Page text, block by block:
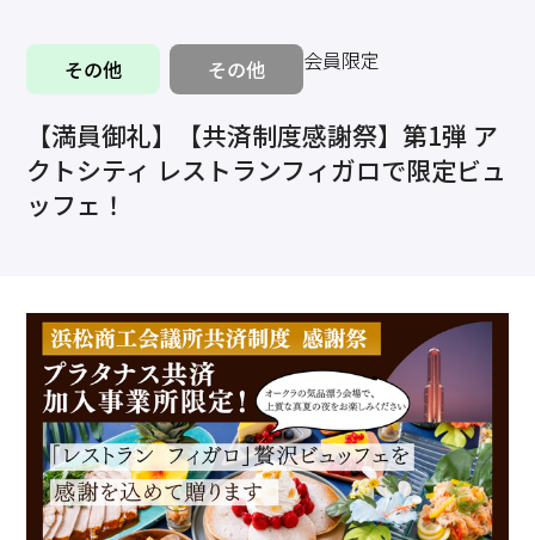
情報収集したい、自社PRをしたい
求職・採用・人材育成をしたい、セミナーで学びたい
原産地証明など証明を取得したい
その他経営相談
入会案内
採用情報 相談予約 お問合せ
その他 その他 会員限定
【満員御礼】【共済制度感謝祭】第1弾 ア
クトシティ レストランフィガロで限定ビュ
ッフェ！